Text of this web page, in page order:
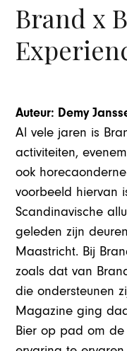
Brand x
Auteur: Demy
Al vele jaren is
activiteiten,
ook
voorbeeld hiervan
Scandinavische
geleden zijn
Maastricht. Bij
zoals dat van
die ondersteunen
Magazine ging
Bier op pad om de